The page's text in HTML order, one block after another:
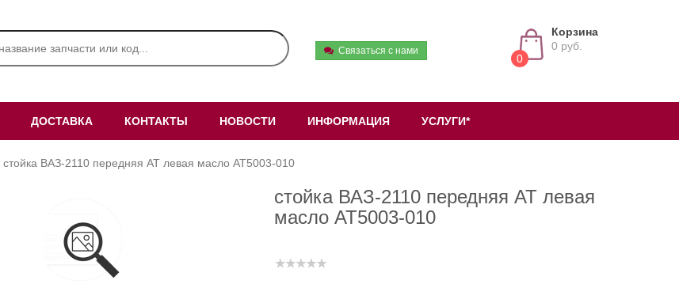
Связаться с нами
0
Корзина
0 руб.
ДОСТАВКА КОНТАКТЫ НОВОСТИ ИНФОРМАЦИЯ УСЛУГИ*
стойка ВАЗ-2110 передняя AT левая масло AT5003-010
стойка ВАЗ-2110 передняя AT левая
масло AT5003-010